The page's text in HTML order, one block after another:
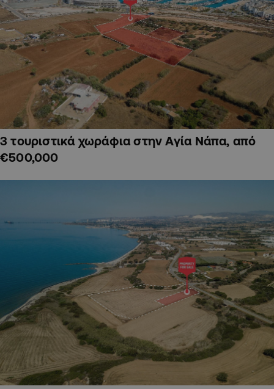
3 τουριστικά χωράφια στην Αγία Νάπα, από
€500,000